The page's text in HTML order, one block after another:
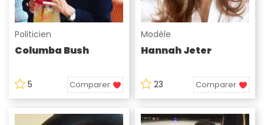
Politicien
Columba Bush
5 Comparer
Modèle
Hannah Jeter
23 Comparer